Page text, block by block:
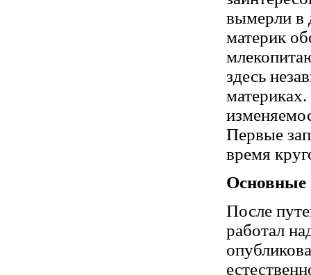
вымерли в
материк
здесь
Первые
время
Основные
После
работал